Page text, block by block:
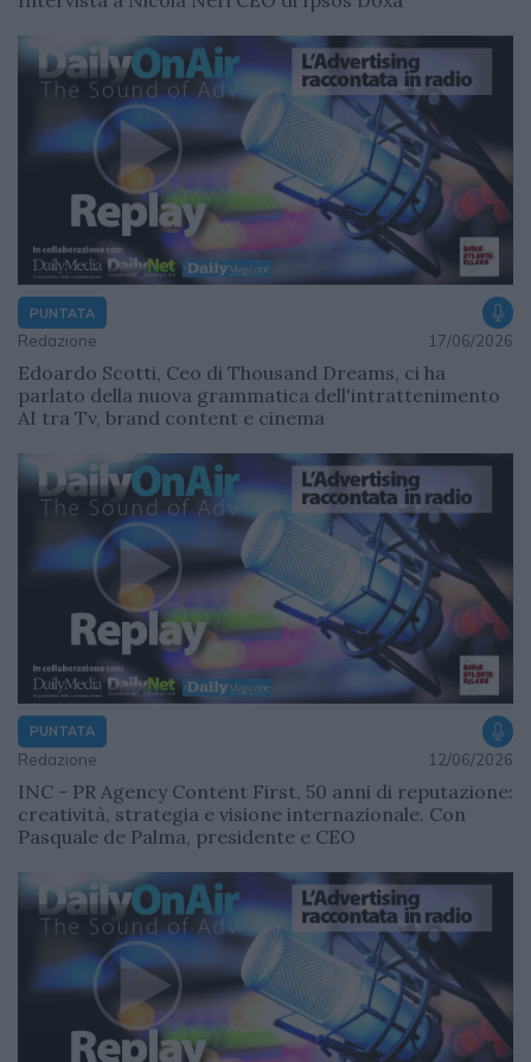
PUNTATA
Redazione 17/06/2026
Edoardo Scotti, Ceo di Thousand Dreams, ci ha
parlato della nuova grammatica dell'intrattenimento
AI tra Tv, brand content e cinema
PUNTATA
Redazione 12/06/2026
INC - PR Agency Content First, 50 anni di reputazione:
creatività, strategia e visione internazionale. Con
Pasquale de Palma, presidente e CEO